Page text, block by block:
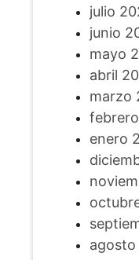
julio
junio
mayo
abril
marzo
enero